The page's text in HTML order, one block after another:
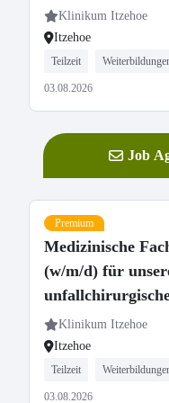
Klinikum Itzehoe
Itzehoe
Teilzeit
03.08.2026
Job
Premium
Medizinische
(w/m/d) für
Klinikum Itzehoe
Itzehoe
Teilzeit
03.08.2026